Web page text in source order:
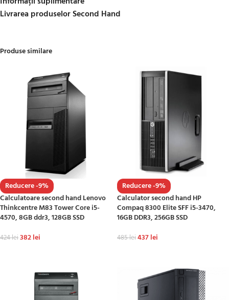
Livrarea produselor Second Hand
Produse similare
Reducere -9%
Calculatoare second hand Lenovo
Thinkcentre M83 Tower Core i5-
4570, 8GB ddr3, 128GB SSD
424lei382lei
Reducere -9%
Calculator second hand HP
Compaq 8300 Elite SFF i5-3470,
16GB DDR3, 256GB SSD
485lei437lei